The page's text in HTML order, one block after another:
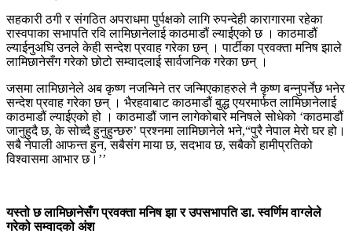
सहकारी ठगी र संगठित अपराधमा पुर्पक्षको लागि रुपन्देही कारागारमा रहेका
रास्वपाका सभापति रवि लामिछानेलाई काठमाडौं ल्याईएको छ । काठमाडौं
ल्याईनुअघि उनले केही सन्देश प्रवाह गरेका छन् । पार्टीका प्रवक्ता मनिष झाले
लामिछानेसँग गरेको छोटो सम्वादलाई सार्वजनिक गरेका छन् ।
जसमा लामिछानेले अब कृष्ण नजन्मिने तर जन्मिएकाहरुले नै कृष्ण बन्नुपर्नेछ भनेर
सन्देश प्रवाह गरेका छन् । भैरहवाबाट काठमाडौं बुद्ध एयरमार्फत लामिछानेलाई
काठमाडौं ल्याईएको हो । काठमाडौं जान लागेकोबारे मनिषले सोधेको ‘काठमाडौं
जानुहुदै छ, के सोच्दै हुनुहुन्छरु’ प्रश्नमा लामिछानेले भने,“पुरै नेपाल मेरो घर हो।
सबै नेपाली आफन्त हुन, सबैसंग माया छ, सदभाव छ, सबैको हामीप्रतिको
विश्वासमा आभार छ।’’
यस्तो छ लामिछानेसँग प्रवक्ता मनिष झा र उपसभापति डा. स्वर्णिम वाग्लेले
गरेको सम्वादको अंश